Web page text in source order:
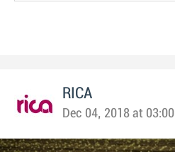
RICA
Dec 04, 2018 at 03:00